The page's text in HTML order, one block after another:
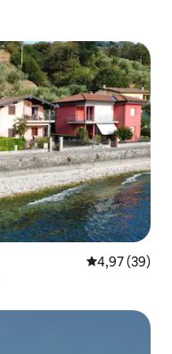
4,97 (39)